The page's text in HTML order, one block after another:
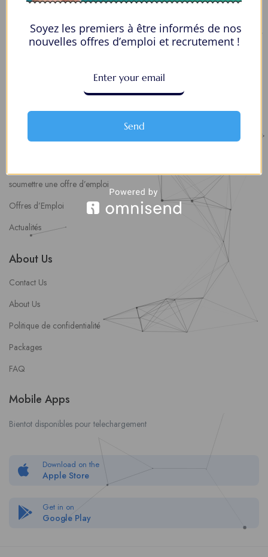
Alertes d’Emploi
Mes Favoris
Postuler en ligne : 5 erreurs courantes à éviter pour maximiser vos
8 Décisions Importantes Pour Ne Pas Vivre Avec Des Regrets
Espace Employeurs
Parcourirs les employeurs
soumettre une offre d’emploi
Offres d’Emploi
Actualités
About Us
Contact Us
About Us
Politique de confidentialité
Packages
FAQ
Mobile Apps
Bientot disponibles pour telechargement
Download on the
Apple Store
Get in on
Google Play
Soyez les premiers à être informés de nos
nouvelles offres d’emploi et recrutement !
Send